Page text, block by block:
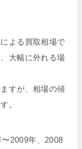
よる買取相場で
大幅に外れる場
すが、相場の傾
。
2009年、2008